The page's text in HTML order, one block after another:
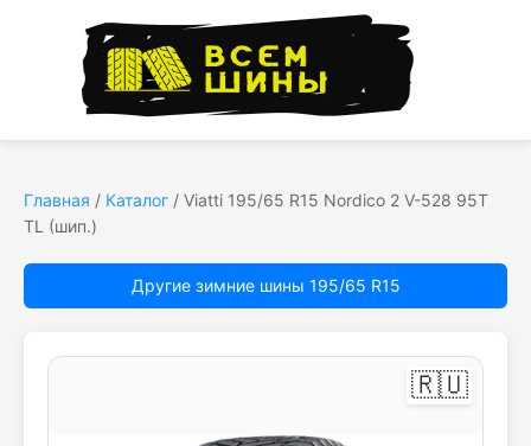
Главная / Каталог / Viatti 195/65 R15 Nordico 2 V-528 95T
TL (шип.)
Другие зимние шины 195/65 R15
🇷🇺